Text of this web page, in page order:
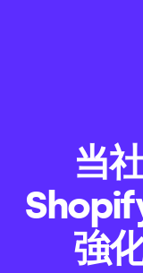
当
強